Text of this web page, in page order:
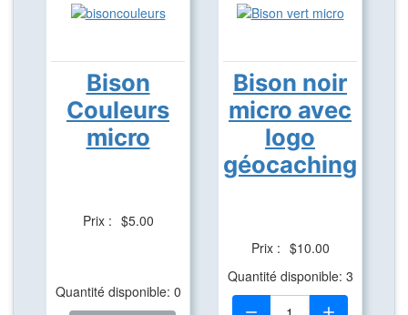
Bison
Couleurs
micro
Prix : $5.00
Quantité disponible: 0
Bison noir
micro avec
logo
géocaching
Prix : $10.00
Quantité disponible: 3
Quantité: